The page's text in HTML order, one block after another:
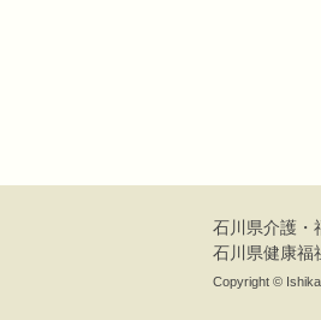
石川県介護・
石川県健康
Copyright ©